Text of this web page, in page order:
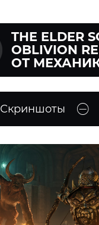
THE ELDER
OBLIVION
ОТ
Скриншоты